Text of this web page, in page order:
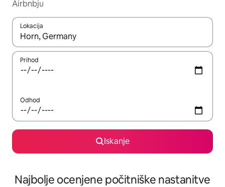
Airbnbju
Lokacija
Ko so rezultati na voljo, krmarite s puščičnima tipkama gor in
Prihod
Odhod
Iskanje
Najbolje ocenjene počitniške nastanitve